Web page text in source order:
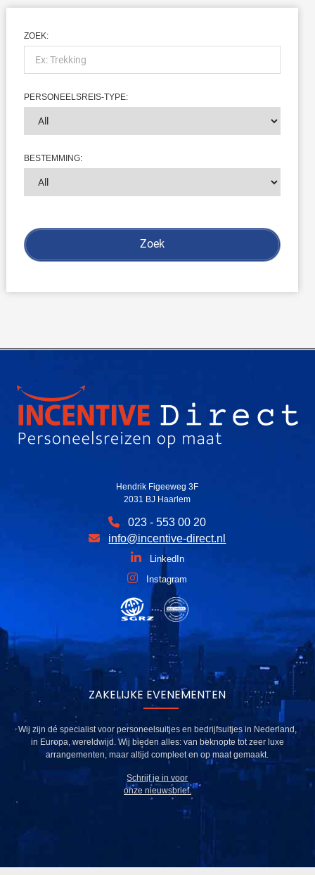
ZOEK:
PERSONEELSREIS-TYPE:
BESTEMMING:
Hendrik Figeeweg 3F
2031 BJ Haarlem
023 - 553 00 20
info@incentive-direct.nl
LinkedIn
Instagram
ZAKELIJKE EVENEMENTEN
Wij zijn dé specialist voor personeelsuitjes en bedrijfsuitjes in Nederland,
in Europa, wereldwijd. Wij bieden alles: van beknopte tot zeer luxe
arrangementen, maar altijd compleet en op maat gemaakt.
Schrijf je in voor
onze nieuwsbrief.